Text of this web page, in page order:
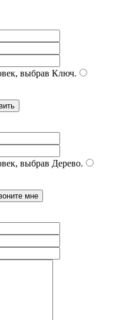
выбрав Ключ.
выбрав Дерево.